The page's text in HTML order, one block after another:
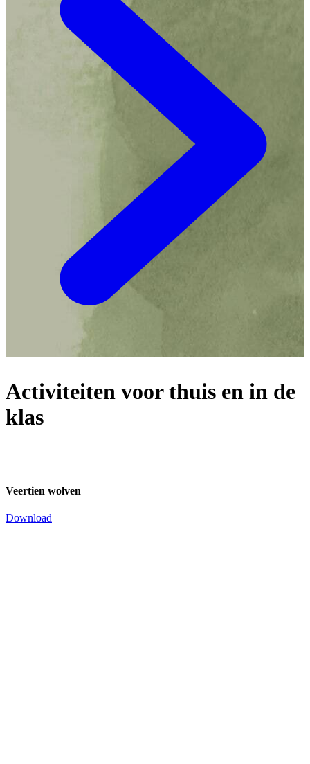
vertaler van de titels in de imprint
Natuurlijk!
zoons Johan en Willem te vinden op de Posbank, waar
ze wandelen, hutten bouwen, bomen klimmen en andere
avonturen beleven. Volgens Steven is de Posbank de
mooiste plek op aarde. Steven Blaas woont met zijn
vrouw en twee zoons in Dieren.
Activiteiten voor thuis en in de
klas
Veertien wolven
Download